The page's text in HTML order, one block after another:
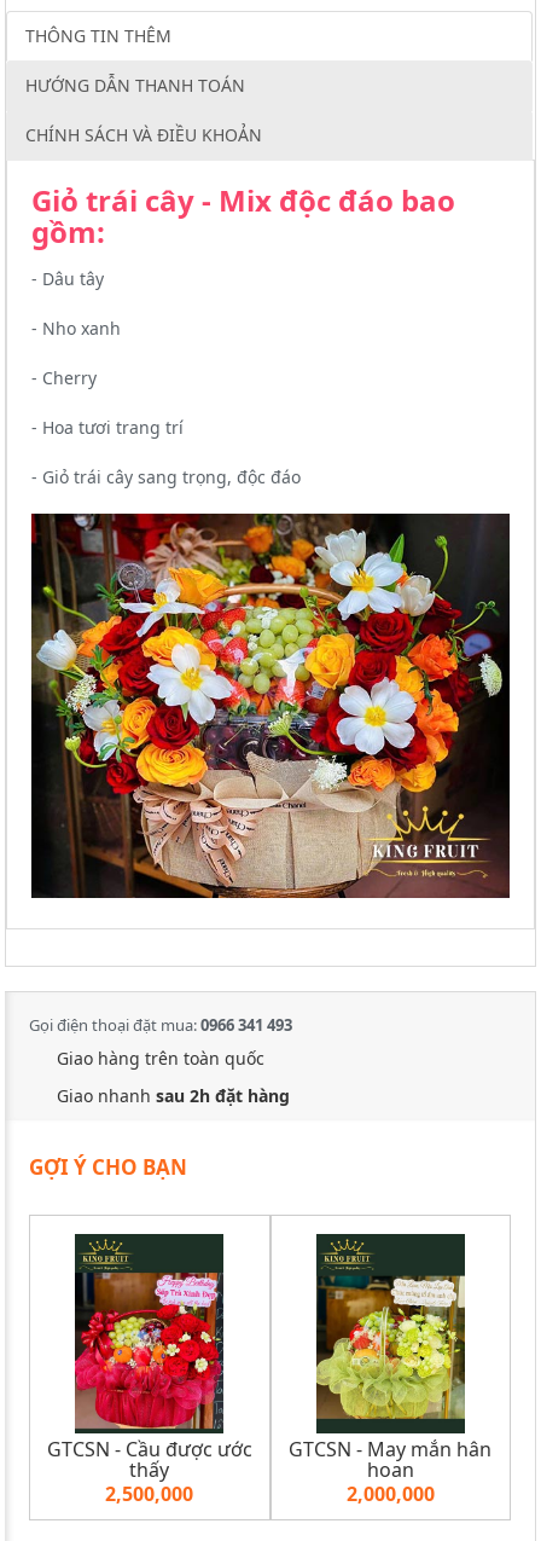
THÔNG TIN THÊM
HƯỚNG DẪN THANH TOÁN
CHÍNH SÁCH VÀ ĐIỀU KHOẢN
Giỏ trái cây - Mix độc đáo bao
gồm:
- Dâu tây
- Nho xanh
- Cherry
- Hoa tươi trang trí
- Giỏ trái cây sang trọng, độc đáo
Gọi điện thoại đặt mua:0966 341 493
Giao hàng trên toàn quốc
Giao nhanh sau 2h đặt hàng
GỢI Ý CHO BẠN
GTCSN - Cầu được ước
thấy
2,500,000
GTCSN - May mắn hân
hoan
2,000,000